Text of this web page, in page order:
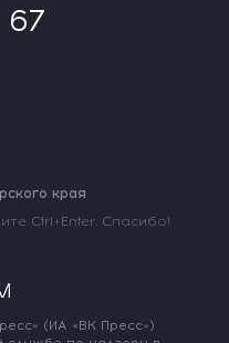
67
края
Ctrl+Enter. Спасибо!
(ИА «ВК Пресс»)